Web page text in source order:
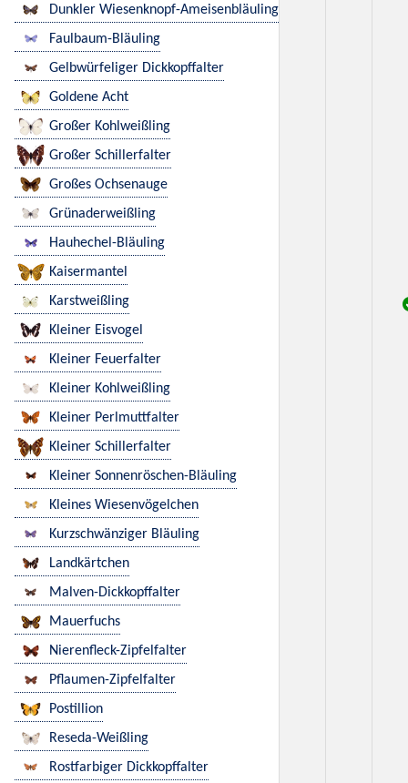
Dunkler Wiesenknopf-Ameisenbläuling
Faulbaum-Bläuling
Gelbwürfeliger Dickkopffalter
Goldene Acht
Großer Kohlweißling
Großer Schillerfalter
Großes Ochsenauge
Grünaderweißling
Hauhechel-Bläuling
Kaisermantel
Karstweißling
Kleiner Eisvogel
Kleiner Feuerfalter
Kleiner Kohlweißling
Kleiner Perlmuttfalter
Kleiner Schillerfalter
Kleiner Sonnenröschen-Bläuling
Kleines Wiesenvögelchen
Kurzschwänziger Bläuling
Landkärtchen
Malven-Dickkopffalter
Mauerfuchs
Nierenfleck-Zipfelfalter
Pflaumen-Zipfelfalter
Postillion
Reseda-Weißling
Rostfarbiger Dickkopffalter